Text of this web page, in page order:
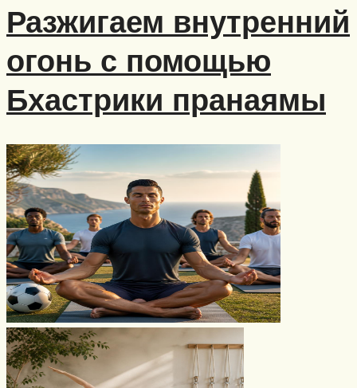
Разжигаем внутренний
огонь с помощью
Бхастрики пранаямы